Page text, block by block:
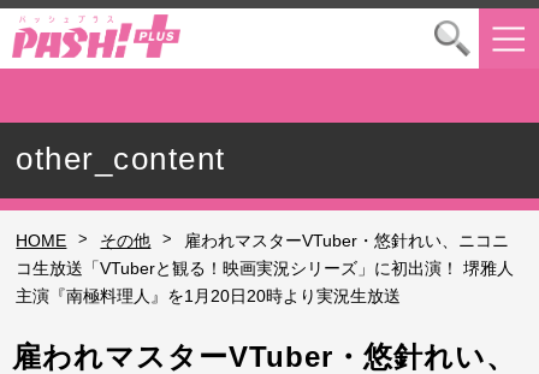
other_content
HOME > その他 >
雇われマスターVTuber・悠針れい、ニコニ
コ生放送「VTuberと観る！映画実況シリーズ」に初出演！ 堺雅人
主演『南極料理人』を1月20日20時より実況生放送
雇われマスターVTuber・悠針れい、